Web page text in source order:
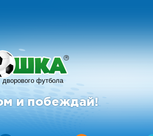
дворового футбола
R
и побеждай!